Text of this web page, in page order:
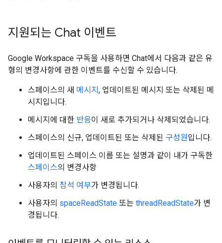
지원되는 Chat 이벤트
Google Workspace 구독을 사용하면 Chat에서 다음과 같은 유
형의 변경사항에 관한 이벤트를 수신할 수 있습니다.
스페이스의 새 메시지 , 업데이트된 메시지 또는 삭제된 메
시지입니다.
메시지에 대한 반응이 새로 추가되거나 삭제되었습니다.
스페이스의 신규, 업데이트된 또는 삭제된 구성원입니다.
업데이트된 스페이스 이름 또는 설명과 같이 내가 구독한
스페이스의 변경사항
사용자의 참석 여부가 변경됩니다.
사용자의 spaceReadState 또는 threadReadState가 변
경됩니다.